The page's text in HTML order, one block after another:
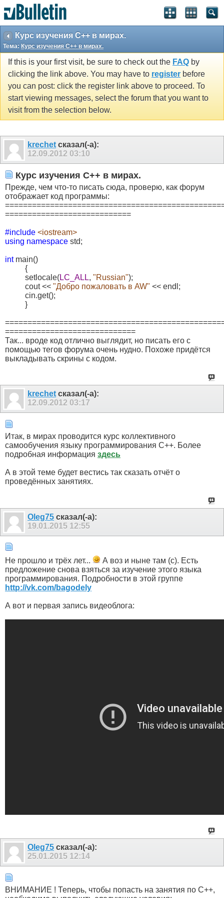
Курс изучения C++ в мирах.
Тема: Курс изучения C++ в мирах.
If this is your first visit, be sure to check out the FAQ by
clicking the link above. You may have to register before
you can post: click the register link above to proceed. To
start viewing messages, select the forum that you want to
visit from the selection below.
krechet сказал(-а):
12.09.2012 03:10
Курс изучения C++ в мирах.
Прежде, чем что-то писать сюда, проверю, как форум
отображает код программы:
============================
#include <iostream>
using namespace std;
intmain()
{
setlocale(LC_ALL, "Russian");
cout << "Добро пожаловать в AW" << endl;
cin.get();
}
=============================
Так... вроде код отлично выглядит, но писать его с
помощью тегов форума очень нудно. Похоже придётся
выкладывать скрины с кодом.
krechet сказал(-а):
12.09.2012 03:17
Итак, в мирах проводится курс коллективного
самообучения языку программирования С++. Более
подробная информация здесь
А в этой теме будет вестись так сказать отчёт о
проведённых занятиях.
Olеg75 сказал(-а):
19.01.2015 12:55
Не прошло и трёх лет...
А воз и ныне там (с). Есть
предложение снова взяться за изучение этого языка
программирования. Подробности в этой группе
http://vk.com/bagodely
А вот и первая запись видеоблога:
Olеg75 сказал(-а):
25.01.2015 12:14
ВНИМАНИЕ ! Теперь, чтобы попасть на занятия по C++,